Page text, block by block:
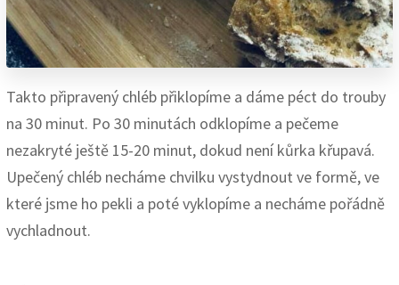
Takto připravený chléb přiklopíme a dáme péct do trouby
na 30 minut. Po 30 minutách odklopíme a pečeme
nezakryté ještě 15-20 minut, dokud není kůrka křupavá.
Upečený chléb necháme chvilku vystydnout ve formě, ve
které jsme ho pekli a poté vyklopíme a necháme pořádně
vychladnout.